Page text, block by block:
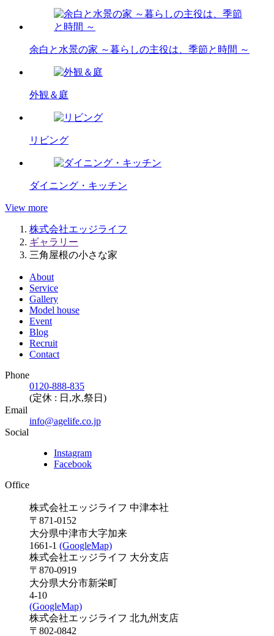
余白と水景の家 ～暮らしの主役は、季節と時間 ～
外観＆庭
リビング
ダイニング・キッチン
View more
株式会社エッジライフ
ギャラリー
三角屋根の小さな家
About
Service
Gallery
Model house
Event
Blog
Recruit
Contact
Phone
0120-888-835
(定休 : 日,水,祭日)
Email
info@agelife.co.jp
Social
Instagram
Facebook
Office
株式会社エッジライフ 中津本社
〒871-0152
大分県中津市大字加来
1661-1 (GoogleMap)
株式会社エッジライフ 大分支店
〒870-0919
大分県大分市新栄町
4-10
(GoogleMap)
株式会社エッジライフ 北九州支店
〒802-0842